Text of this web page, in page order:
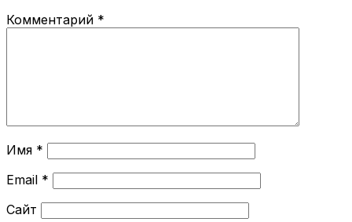
Комментарий *
Имя *
Email *
Сайт